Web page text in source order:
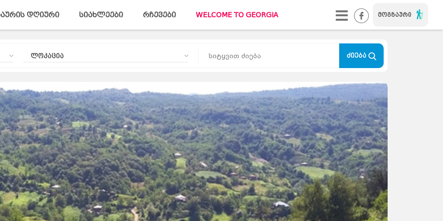
დღიური სიახლეები რჩევები WELCOME TO GEORGIA
WELCOME TO GEORGIA
#ქალაქიხასიათით
მოგზაური
ლოკაცია ძიება